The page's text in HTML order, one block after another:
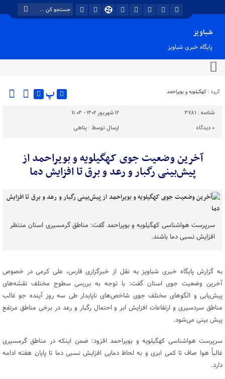
شباویز
پایگاه خبری شباویز
گروه : کهگیلویه و بویراحمد پ
شناسه : 4781
۱۲ شهریور ۱۴۰۲ - ۱۱:۰۴
۰ دیدگاه ارسال توسط :پناهی
آخرین وضعیت جوی کهگیلویه و بویراحمد از
پیش‌بینی رگبار و رعد و برق تا افزایش دما
سرپرست هواشناسی کهگیلویه و بویراحمد گفت: مناطق گرمسیری استان منتظر
افزایش نسبی دما باشند.
به گزارش پایگاه خبری شباویز به نقل از خبرگزاری فارس، علی کرمی در خصوص
آخرین وضعیت جوی استان گفت: با توجه به بررسی سطوح مختلف نقشه‌های
پیش‌یابی و الگوهای مختلف جوی شاخص‌های ناپایدار طی سه روز آینده جو غالب
مناطق سردسیری و ارتفاعات افزایش ابر و احتمال رگبار و رعد در برخی مناطق مرتفع
پیش بینی می‌شود.
سرپرست هواشناسی کهگیلویه و بویراحمد افزود: ضمن اینکه در مناطق گرمسیری
غالباً هوا صاف تا کمی ابری و به لحاظ دمایی افزایش نسبی دما تا پایان هفته ادامه
دارد.